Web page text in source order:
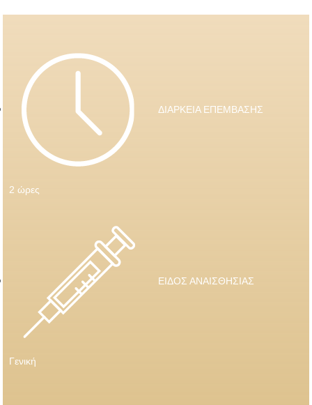
ΔΙΑΡΚΕΙΑ ΕΠΕΜΒΑΣΗΣ
2 ώρες
ΕΙΔΟΣ ΑΝΑΙΣΘΗΣΙΑΣ
Γενική